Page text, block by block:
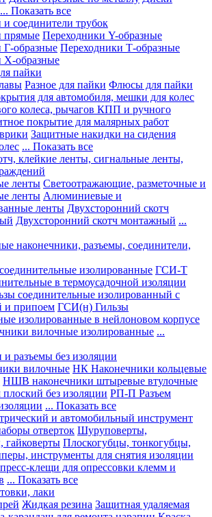
... Показать все
соединители трубок
прямые Переходники Y-образные
Г-образные Переходники Т-образные
Х-образные
пайки
Разное для пайки Флюсы для пайки
для автомобиля, мешки для колес
колеса, рычагов КПП и ручного
покрытие для малярных работ
Защитные накидки на сидения
... Показать все
клейкие ленты, сигнальные ленты,
ленты Светоотражающие, разметочные и
ленты Алюминиевые и
ленты Двухсторонний скотч
Двухсторонний скотч монтажный ...
наконечники, разъемы, соединители,
изолированные ГСИ-Т
в термоусадочной изоляции
соединительные изолированный с
и припоем ГСИ(н) Гильзы
изолированные в нейлоновом корпусе
вилочные изолированные ...
разъемы без изоляции
вилочные НК Наконечники кольцевые
НШВ наконечники штыревые втулочные
без изоляции РП-П Разъем
... Показать все
и автомобильный инструмент
отверток Шуруповерты,
гайковерты Плоскогубцы, тонкогубцы,
инструменты для снятия изоляции
клещи для опрессовки клемм и
... Показать все
лаки
Жидкая резина Защитная удаляемая